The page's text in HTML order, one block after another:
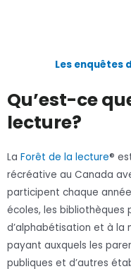
Les enquêtes
Qu’est-ce
lecture?
La Forêt de la lecture®
récréative au Canada
participent chaque
écoles, les bibliothèques
d’alphabétisation et à la
payant auxquels les
publiques et d’autres